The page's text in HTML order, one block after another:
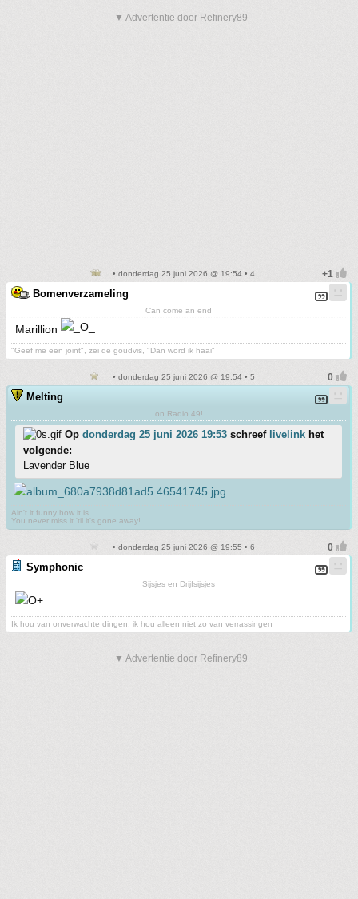
▼ Advertentie door Refinery89
• donderdag 25 juni 2026 @ 19:54 • 4
Bomenverzameling
Can come an end
Marillion
"Geef me een joint", zei de goudvis, "Dan word ik haai"
• donderdag 25 juni 2026 @ 19:54 • 5
Melting
on Radio 49!
Op donderdag 25 juni 2026 19:53 schreef livelink het
volgende:
Lavender Blue
Ain't it funny how it is
You never miss it 'til it's gone away!
• donderdag 25 juni 2026 @ 19:55 • 6
Symphonic
Sijsjes en Drijfsijsjes
Ik hou van onverwachte dingen, ik hou alleen niet zo van verrassingen
▼ Advertentie door Refinery89